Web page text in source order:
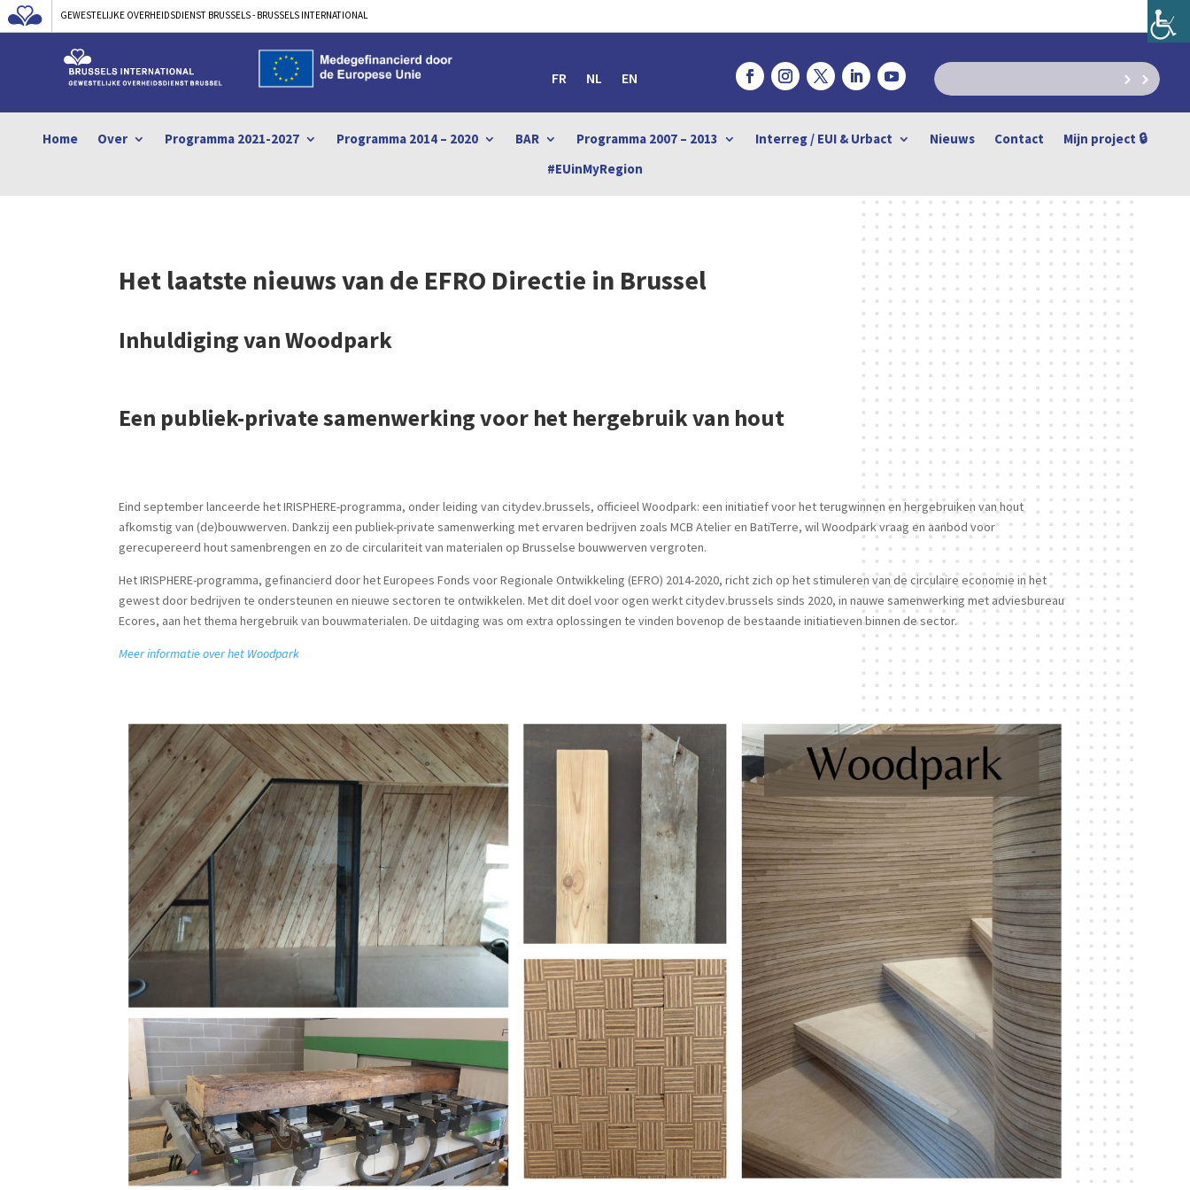
GEWESTELIJKE OVERHEIDSDIENST BRUSSELS - BRUSSELS INTERNATIONAL
FR NL EN
Home Over Programma 2021-2027 Programma 2014 – 2020 BAR Programma 2007 – 2013 Interreg / EUI & Urbact Nieuws Contact
Mijn project 🔒
#EUinMyRegion
Het laatste nieuws van de EFRO Directie in Brussel
Inhuldiging van Woodpark
Een publiek-private samenwerking voor het hergebruik van hout
Eind september lanceerde het IRISPHERE-programma, onder leiding van citydev.brussels, officieel Woodpark: een initiatief voor het terugwinnen en hergebruiken van hout
afkomstig van (de)bouwwerven. Dankzij een publiek-private samenwerking met ervaren bedrijven zoals MCB Atelier en BatiTerre, wil Woodpark vraag en aanbod voor
gerecupereerd hout samenbrengen en zo de circulariteit van materialen op Brusselse bouwwerven vergroten.
Het IRISPHERE-programma, gefinancierd door het Europees Fonds voor Regionale Ontwikkeling (EFRO) 2014-2020, richt zich op het stimuleren van de circulaire economie in het
gewest door bedrijven te ondersteunen en nieuwe sectoren te ontwikkelen. Met dit doel voor ogen werkt citydev.brussels sinds 2020, in nauwe samenwerking met adviesbureau
Ecores, aan het thema hergebruik van bouwmaterialen. De uitdaging was om extra oplossingen te vinden bovenop de bestaande initiatieven binnen de sector.
Meer informatie over het Woodpark